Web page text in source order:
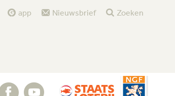
app Nieuwsbrief Zoeken